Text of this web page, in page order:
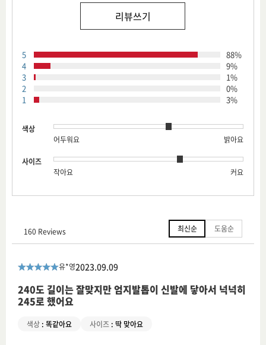
리뷰쓰기
5
88%
4
9%
3
1%
2
0%
1
3%
색상
어두워요
밝아요
사이즈
작아요
커요
160 Reviews 최신순 도움순
유*영2023.09.09
240도 길이는 잘맞지만 엄지발톱이 신발에 닿아서 넉넉히
245로 했어요
색상 : 똑같아요 사이즈 : 딱 맞아요